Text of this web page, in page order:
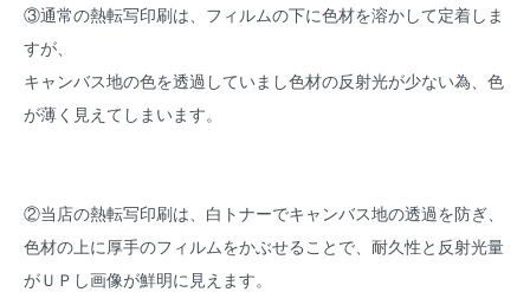
③通常の熱転写印刷は、フィルムの下に色材を溶かして定着しま
すが、
キャンバス地の色を透過していまし色材の反射光が少ない為、色
が薄く見えてしまいます。
②当店の熱転写印刷は、白トナーでキャンバス地の透過を防ぎ、
色材の上に厚手のフィルムをかぶせることで、耐久性と反射光量
がＵＰし画像が鮮明に見えます。